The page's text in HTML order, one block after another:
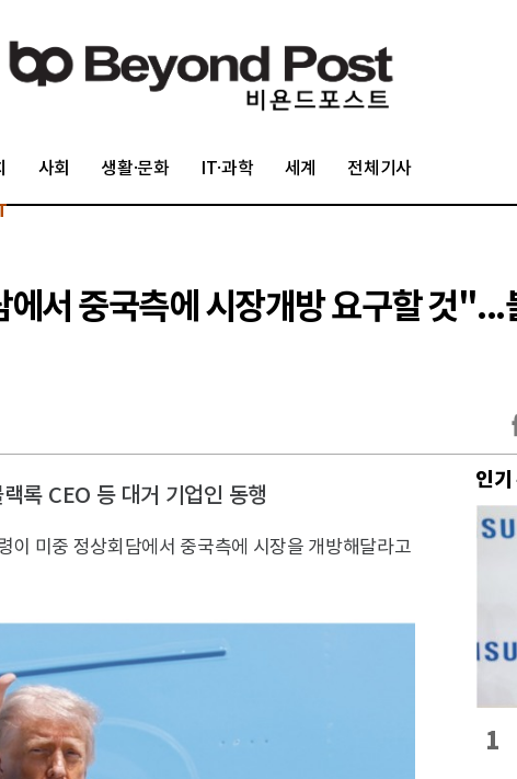
사회 생활·문화 IT·과학 세계 전체기사
서 중국측에 시장개방 요구할 것"...
록 CEO 등 대거 기업인 동행
이 미중 정상회담에서 중국측에 시장을 개방해달라고
인기
1